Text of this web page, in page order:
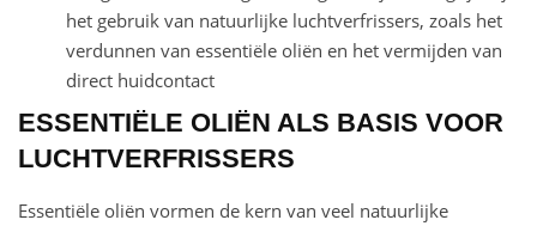
het gebruik van natuurlijke luchtverfrissers, zoals het
verdunnen van essentiële oliën en het vermijden van
direct huidcontact
ESSENTIËLE OLIËN ALS BASIS VOOR
LUCHTVERFRISSERS
Essentiële oliën vormen de kern van veel natuurlijke